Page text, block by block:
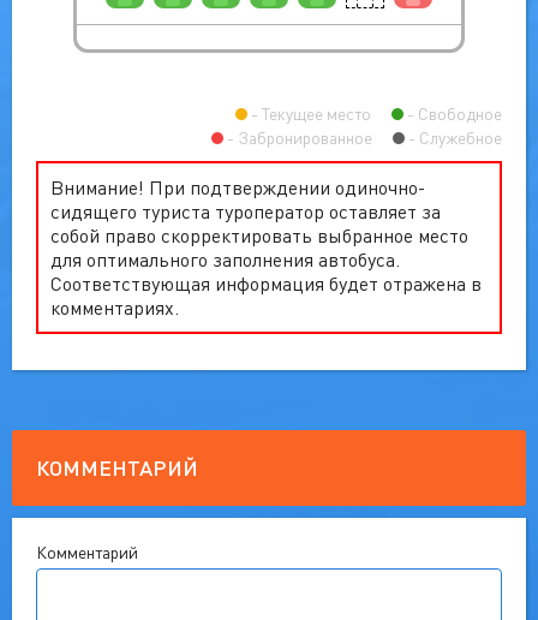
Текущее место
Свободное
Забронированное
Служебное
Внимание! При подтверждении одиночно-
сидящего туриста туроператор оставляет за
собой право скорректировать выбранное место
для оптимального заполнения автобуса.
Соответствующая информация будет отражена в
комментариях.
КОММЕНТАРИЙ
Комментарий